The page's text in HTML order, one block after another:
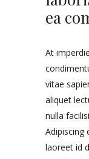
ea
At
vitae
aliquet
nulla
Adipiscing
laoreet id